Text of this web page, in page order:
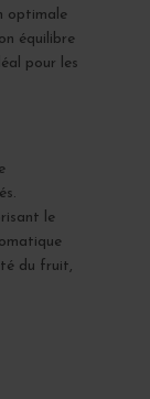
optimale
équilibre
pour les
le
du fruit,